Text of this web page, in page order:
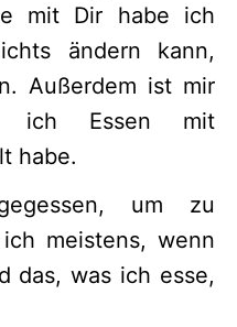
mit Dir habe ich
ändern kann,
Außerdem ist mir
ich Essen mit
habe.
um zu
meistens, wenn
das, was ich esse,